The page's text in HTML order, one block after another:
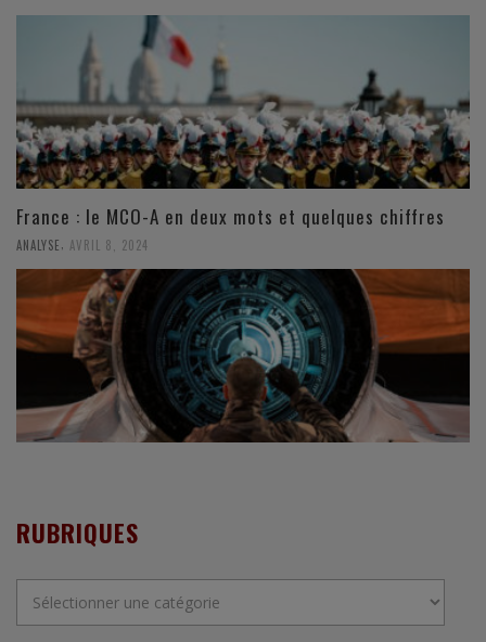
France : le MCO-A en deux mots et quelques chiffres
ANALYSE AVRIL 8, 2024
RUBRIQUES